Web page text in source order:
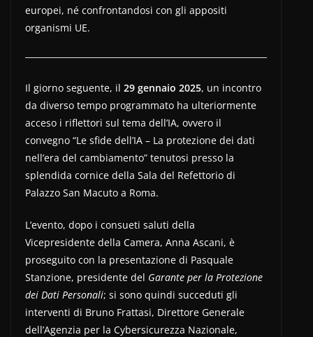
europei, né confrontandosi con gli appositi
organismi UE.
Il giorno seguente, il 29 gennaio 2025, un incontro
da diverso tempo programmato ha ulteriormente
acceso i riflettori sul tema dell’IA, ovvero il
convegno “Le sfide dell’IA – La protezione dei dati
nell’era del cambiamento” tenutosi presso la
splendida cornice della Sala del Refettorio di
Palazzo San Macuto a Roma.
L’evento, dopo i consueti saluti della
Vicepresidente della Camera, Anna Ascani, è
proseguito con la presentazione di Pasquale
Stanzione, presidente del Garante per la Protezione
dei Dati Personali; si sono quindi succeduti gli
interventi di Bruno Frattasi, Direttore Generale
dell’Agenzia per la Cybersicurezza Nazionale,